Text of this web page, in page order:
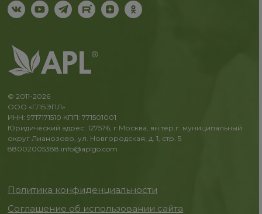
© 2011-2026
ООО «ГЛБЭПЛ»
ИНН: 9717171510 КПП: 771501001
Юридический адрес: 127576, г.Москва, вн.тер.г. муниципальный
округ Лианозово, ул. Новгородская, д. 1, стр. 5
88002005388 info@aplgo.com
Политика конфиденциальности
Соглашение об использовании сайта